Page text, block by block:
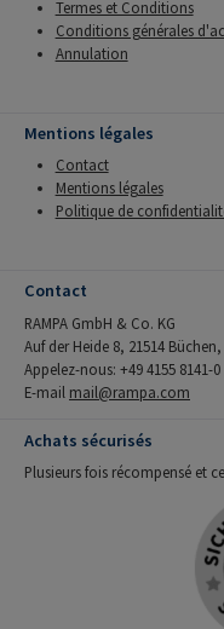
Termes et Conditions
Conditions générales
Annulation
Mentions légales
Contact
Mentions légales
Politique de
Contact
RAMPA GmbH & Co. KG
Auf der Heide 8, 21514
Appelez-nous: +49 4155 8141-0
E-mail mail@rampa.com
Achats sécurisés
Plusieurs fois récompensé et